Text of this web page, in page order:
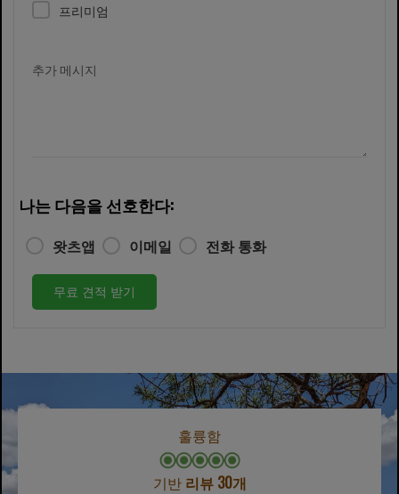
프리미엄
추가 메시지
나는 다음을 선호한다:
왓츠앱 이메일 전화 통화
무료 견적 받기
훌륭함
기반 리뷰 30개